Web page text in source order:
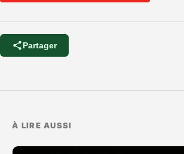
Partager
À LIRE AUSSI